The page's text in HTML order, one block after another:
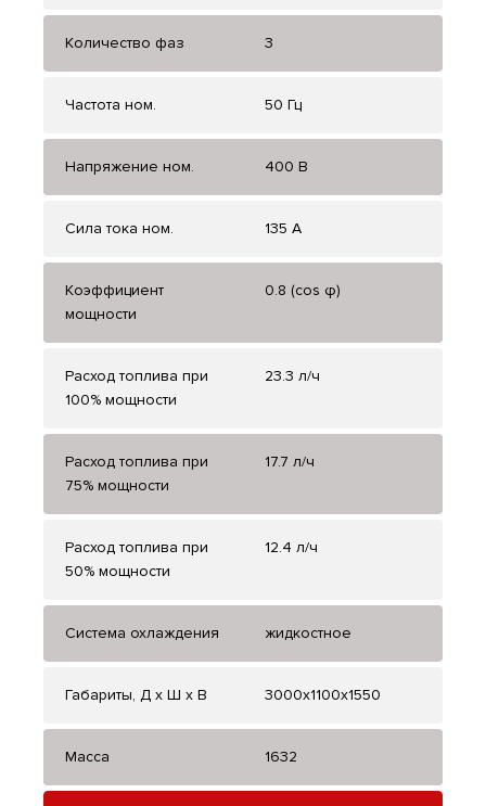
Количество фаз 3
Частота ном. 50 Гц
Напряжение ном. 400 В
Сила тока ном. 135 А
Коэффициент
мощности
0.8 (cos φ)
Расход топлива при
100% мощности
23.3 л/ч
Расход топлива при
75% мощности
17.7 л/ч
Расход топлива при
50% мощности
12.4 л/ч
Система охлаждения жидкостное
Габариты, Д x Ш x В 3000x1100x1550
Масса 1632